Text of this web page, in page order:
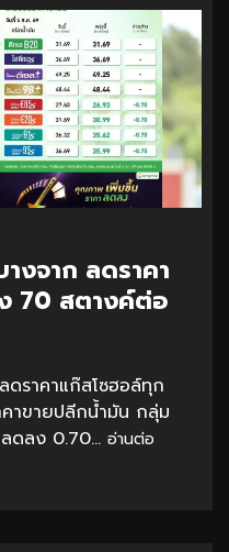
งจาก ลดราคา
70 สตางค์ต่อ
ดราคาแก๊สโซฮอล์ทุก
าขายปลีกน้ำมัน กลุ่ม
ดลง 0.70... อ่านต่อ